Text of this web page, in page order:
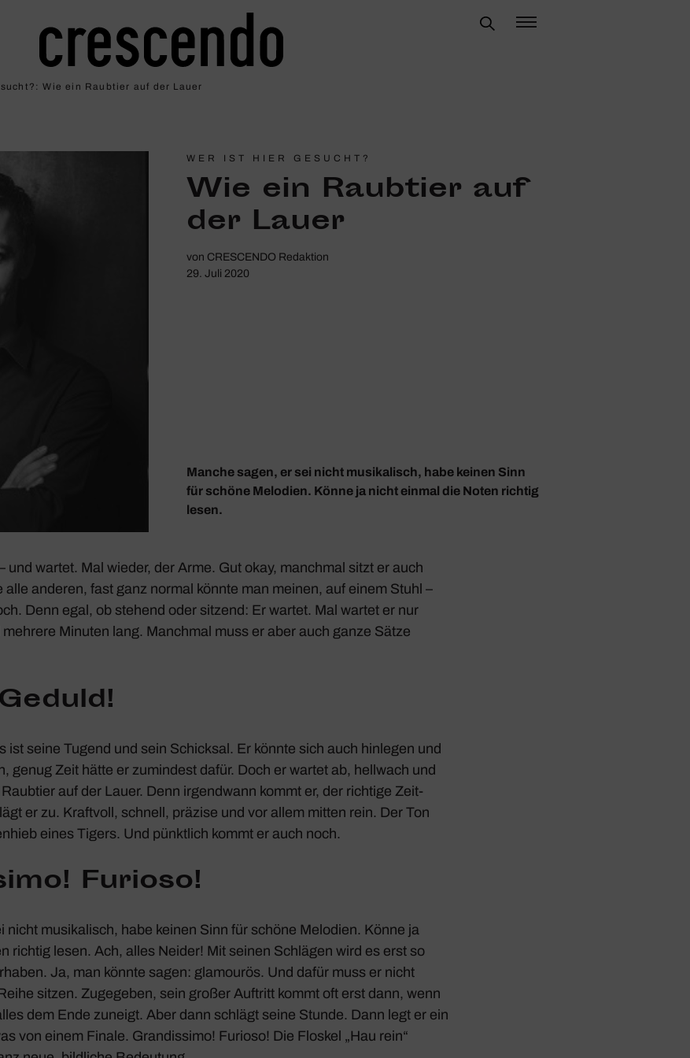
Wie ein Raub­tier auf der Lauer
WER IST HIER GESUCHT?
Wie ein Raub­tier auf
der Lauer
von CRESCENDO Redaktion
29. Juli 2020
Manche sagen, er sei nicht musikalisch, habe keinen Sinn
für schöne Melodien. Könne ja nicht einmal die Noten richtig
lesen.
und wartet. Mal wieder, der Arme. Gut okay, manchmal sitzt er auch
alle anderen, fast ganz normal könnte man meinen, auf einem Stuhl –
Denn egal, ob stehend oder sitzend: Er wartet. Mal wartet er nur
Minuten lang. Manchmal muss er aber auch ganze Sätze
ist seine Tugend und sein Schicksal. Er könnte sich auch hinlegen und
genug Zeit hätte er zumin­dest dafür. Doch er wartet ab, hell­wach und
auf der Lauer. Denn irgend­wann kommt er, der rich­tige Zeit­
er zu. Kraft­voll, schnell, präzise und vor allem mitten rein. Der Ton
eines Tigers. Und pünkt­lich kommt er auch noch.
Furioso!
nicht musi­ka­lisch, habe keinen Sinn für schöne Melo­dien. Könne ja
richtig lesen. Ach, alles Neider! Mit seinen Schlägen wird es erst so
Ja, man könnte sagen: glamourös. Und dafür muss er nicht
sitzen. Zuge­geben, sein großer Auftritt kommt oft erst dann, wenn
dem Ende zuneigt. Aber dann schlägt seine Stunde. Dann legt er ein
von einem Finale. Gran­dis­simo! Furioso! Die Floskel „Hau rein“